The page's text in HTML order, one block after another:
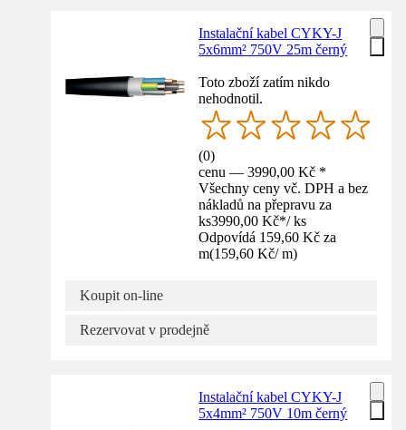
Instalační kabel CYKY-J
5x6mm² 750V 25m černý
Toto zboží zatím nikdo
nehodnotil.
(0)
cenu — 3990,00 Kč *
Všechny ceny vč. DPH a bez
nákladů na přepravu za
ks3990,00 Kč*/ ks
Odpovídá 159,60 Kč za
m(159,60 Kč/ m)
Koupit on-line
Rezervovat v prodejně
Instalační kabel CYKY-J
5x4mm² 750V 10m černý